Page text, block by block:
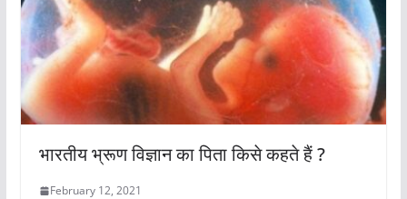
भारतीय भ्रूण विज्ञान का पिता किसे कहते हैं ?
February 12, 2021